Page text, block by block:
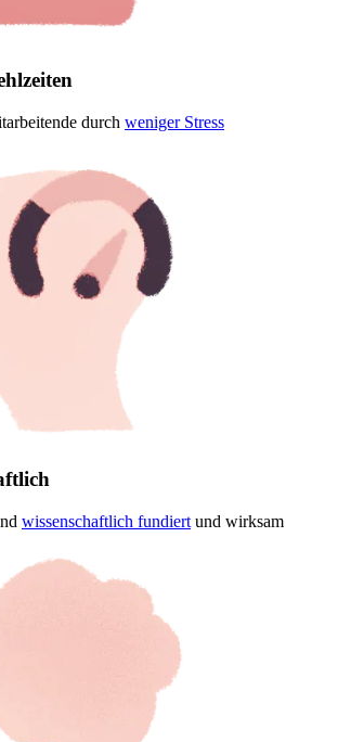
durch weniger Stress
wissenschaftlich fundiert und wirksam